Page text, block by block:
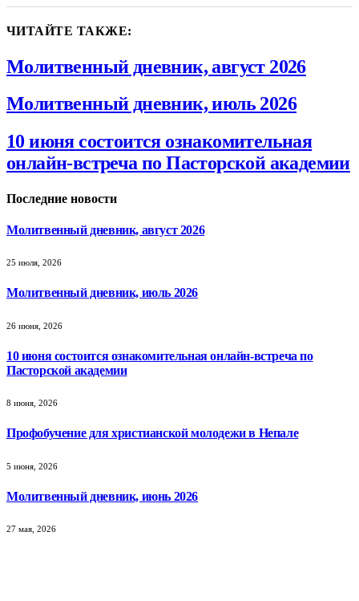
ЧИТАЙТЕ ТАКЖЕ:
Молитвенный дневник, август 2026
Молитвенный дневник, июль 2026
10 июня состоится ознакомительная
онлайн-встреча по Пасторской академии
Последние новости
Молитвенный дневник, август 2026
25 июля, 2026
Молитвенный дневник, июль 2026
26 июня, 2026
10 июня состоится ознакомительная онлайн-встреча по
Пасторской академии
8 июня, 2026
Профобучение для христианской молодежи в Непале
5 июня, 2026
Молитвенный дневник, июнь 2026
27 мая, 2026